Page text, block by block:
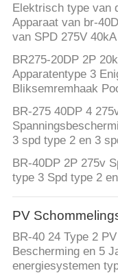
Elektrisch type van
Apparaat van br-
van SPD 275V 40kA
BR275-20DP 2P
Apparatentype 3
Bliksemremhaak
BR-275 40DP 4
3 spd type 2 en 3
BR-40DP 2P 275v
type 3 Spd type 2
PV
BR-40 24 Type 2
Bescherming en 5
energiesystemen